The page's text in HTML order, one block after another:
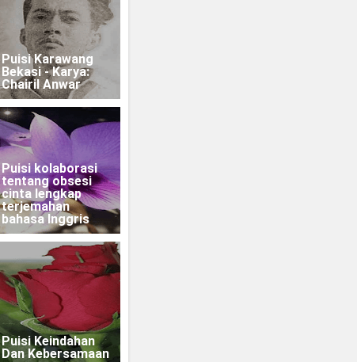
Puisi Karawang
Bekasi - Karya:
Chairil Anwar
Puisi kolaborasi
tentang obsesi
cinta lengkap
terjemahan
bahasa Inggris
Puisi Keindahan
Dan Kebersamaan